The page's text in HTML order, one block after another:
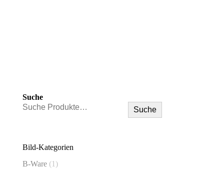
Suche
Suche
Bild-Kategorien
B-Ware (1)